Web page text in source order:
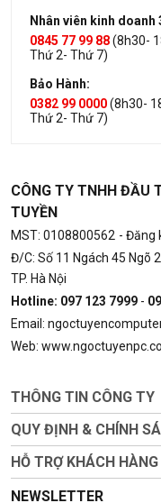
Nhân viên kinh doanh
0845 77 99 88(8h30-
Thứ 2- Thứ 7)
Bảo Hành:
0382 99 0000(8h30-
Thứ 2- Thứ 7)
CÔNG TY TNHH ĐẦU
TUYỀN
MST: 0108800562 - Đăng
Đ/C: Số 11 Ngách 45 Ngõ
TP. Hà Nội
Hotline: 097 123 7999 -
Email:
Web:
THÔNG TIN CÔNG TY
QUY ĐỊNH & CHÍNH
HỖ TRỢ KHÁCH HÀNG
NEWSLETTER